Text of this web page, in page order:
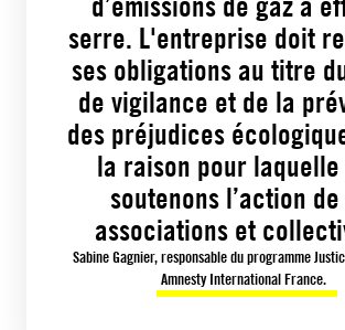
serre. L'entreprise doit
ses obligations au titre
de vigilance et de la
des préjudices
la raison pour laquelle
soutenons l’action
associations et
Sabine Gagnier, responsable du programme
Amnesty International France.